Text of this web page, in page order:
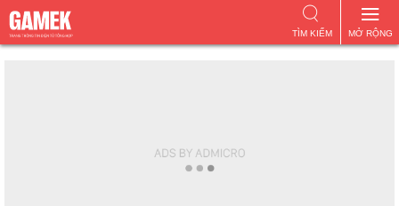
MỞ RỘNG
TÌM KIẾM